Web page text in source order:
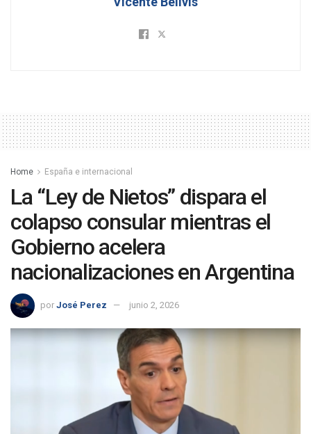
Home España e internacional
La “Ley de Nietos” dispara el
colapso consular mientras el
Gobierno acelera
nacionalizaciones en Argentina
por José Perez junio 2, 2026